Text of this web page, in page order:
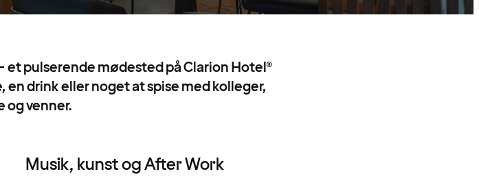
pulserende mødested på Clarion Hotel®
en drink eller noget at spise med kolleger,
og venner.
Musik, kunst og After Work